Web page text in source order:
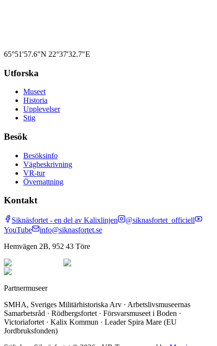
Veteran & AI-guide · Siknäsfortet
65°51'57.6"N 22°37'32.7"E
Utforska
Museet
Historia
Upplevelser
Stig
Besök
Besöksinfo
Vägbeskrivning
VR-tur
Övernattning
Kontakt
Siknäsfortet - en del av Kalixlinjen
@siknasfortet_officiell
YouTube
info@siknasfortet.se
Hemvägen 2B, 952 43 Töre
Partnermuseer
SMHA, Sveriges Militärhistoriska Arv · Arbetslivsmuseernas
Samarbetsråd · Rödbergsfortet · Försvarsmuseet i Boden ·
Victoriafortet · Kalix Kommun · Leader Spira Mare (EU
Jordbruksfonden)